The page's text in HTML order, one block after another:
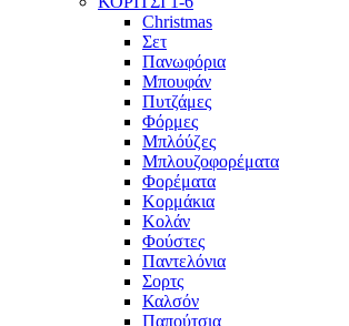
Christmas
Σετ
Πανωφόρια
Μπουφάν
Πυτζάμες
Φόρμες
Μπλόύζες
Μπλουζοφορέματα
Φορέματα
Κορμάκια
Κολάν
Φούστες
Παντελόνια
Σορτς
Καλσόν
Παπούτσια